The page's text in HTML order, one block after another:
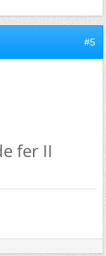
#5
fer II